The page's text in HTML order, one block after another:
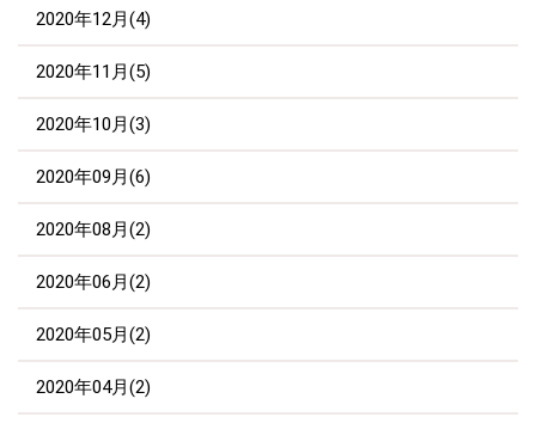
2020年12月(4)
2020年11月(5)
2020年10月(3)
2020年09月(6)
2020年08月(2)
2020年06月(2)
2020年05月(2)
2020年04月(2)